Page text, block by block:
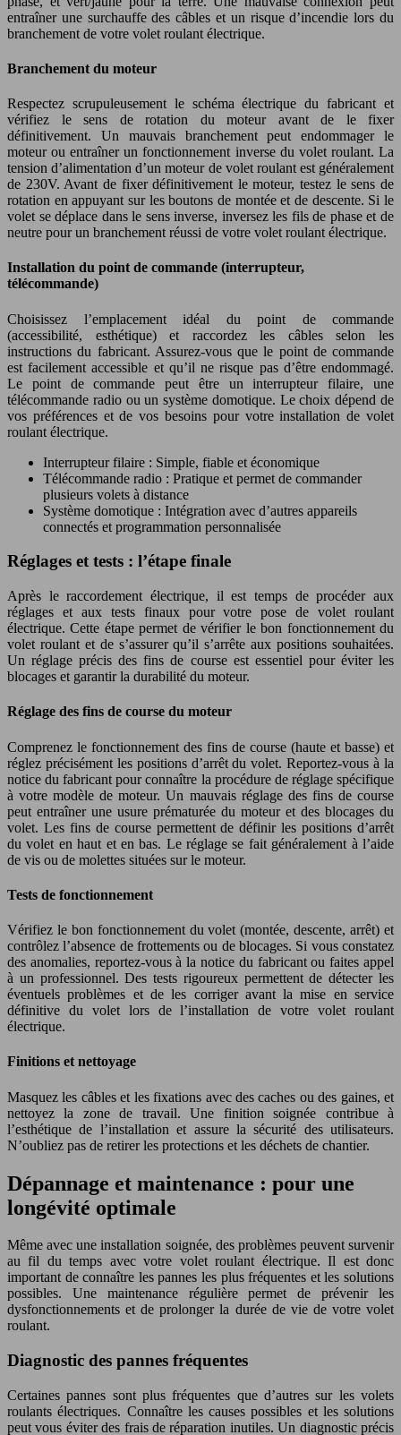
entraîner une surchauffe des câbles et un risque d’incendie lors du
branchement de votre volet roulant électrique.
Branchement du moteur
Respectez scrupuleusement le schéma électrique du fabricant et
vérifiez le sens de rotation du moteur avant de le fixer
définitivement. Un mauvais branchement peut endommager le
moteur ou entraîner un fonctionnement inverse du volet roulant. La
tension d’alimentation d’un moteur de volet roulant est généralement
de 230V. Avant de fixer définitivement le moteur, testez le sens de
rotation en appuyant sur les boutons de montée et de descente. Si le
volet se déplace dans le sens inverse, inversez les fils de phase et de
neutre pour un branchement réussi de votre volet roulant électrique.
Installation du point de commande (interrupteur,
télécommande)
Choisissez l’emplacement idéal du point de commande
(accessibilité, esthétique) et raccordez les câbles selon les
instructions du fabricant. Assurez-vous que le point de commande
est facilement accessible et qu’il ne risque pas d’être endommagé.
Le point de commande peut être un interrupteur filaire, une
télécommande radio ou un système domotique. Le choix dépend de
vos préférences et de vos besoins pour votre installation de volet
roulant électrique.
Interrupteur filaire : Simple, fiable et économique
Télécommande radio : Pratique et permet de commander
plusieurs volets à distance
Système domotique : Intégration avec d’autres appareils
connectés et programmation personnalisée
Réglages et tests : l’étape finale
Après le raccordement électrique, il est temps de procéder aux
réglages et aux tests finaux pour votre pose de volet roulant
électrique. Cette étape permet de vérifier le bon fonctionnement du
volet roulant et de s’assurer qu’il s’arrête aux positions souhaitées.
Un réglage précis des fins de course est essentiel pour éviter les
blocages et garantir la durabilité du moteur.
Réglage des fins de course du moteur
Comprenez le fonctionnement des fins de course (haute et basse) et
réglez précisément les positions d’arrêt du volet. Reportez-vous à la
notice du fabricant pour connaître la procédure de réglage spécifique
à votre modèle de moteur. Un mauvais réglage des fins de course
peut entraîner une usure prématurée du moteur et des blocages du
volet. Les fins de course permettent de définir les positions d’arrêt
du volet en haut et en bas. Le réglage se fait généralement à l’aide
de vis ou de molettes situées sur le moteur.
Tests de fonctionnement
Vérifiez le bon fonctionnement du volet (montée, descente, arrêt) et
contrôlez l’absence de frottements ou de blocages. Si vous constatez
des anomalies, reportez-vous à la notice du fabricant ou faites appel
à un professionnel. Des tests rigoureux permettent de détecter les
éventuels problèmes et de les corriger avant la mise en service
définitive du volet lors de l’installation de votre volet roulant
électrique.
Finitions et nettoyage
Masquez les câbles et les fixations avec des caches ou des gaines, et
nettoyez la zone de travail. Une finition soignée contribue à
l’esthétique de l’installation et assure la sécurité des utilisateurs.
N’oubliez pas de retirer les protections et les déchets de chantier.
Dépannage et maintenance : pour une
longévité optimale
Même avec une installation soignée, des problèmes peuvent survenir
au fil du temps avec votre volet roulant électrique. Il est donc
important de connaître les pannes les plus fréquentes et les solutions
possibles. Une maintenance régulière permet de prévenir les
dysfonctionnements et de prolonger la durée de vie de votre volet
roulant.
Diagnostic des pannes fréquentes
Certaines pannes sont plus fréquentes que d’autres sur les volets
roulants électriques. Connaître les causes possibles et les solutions
peut vous éviter des frais de réparation inutiles. Un diagnostic précis